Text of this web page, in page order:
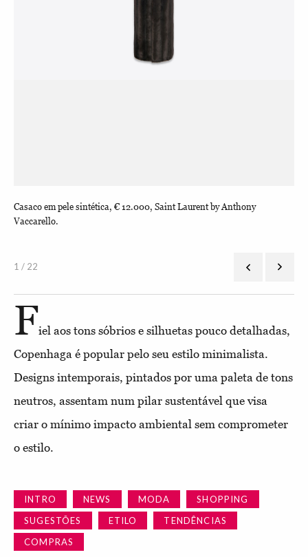
Casaco em pele sintética, € 12.000, Saint Laurent by Anthony
Vaccarello.
1 / 22
Fiel aos tons sóbrios e silhuetas pouco detalhadas,
Copenhaga é popular pelo seu estilo minimalista.
Designs intemporais, pintados por uma paleta de tons
neutros, assentam num pilar sustentável que visa
criar o mínimo impacto ambiental sem comprometer
o estilo.
INTRO NEWS MODA
SHOPPING
SUGESTÕES
ETILO
TENDÊNCIAS
COMPRAS